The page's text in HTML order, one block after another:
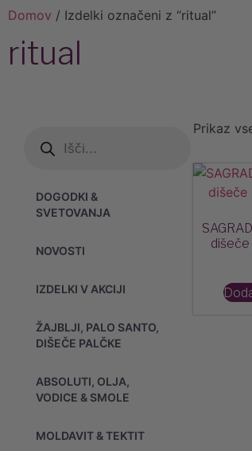
Domov / Izdelki označeni z “ritual”
ritual
DOGODKI &
SVETOVANJA
NOVOSTI
IZDELKI V AKCIJI
ŽAJBLJI, PALO SANTO,
DIŠEČE PALČKE
ABSOLUTI, OLJA,
VODICE & SMOLE
MOLDAVIT & TEKTIT
Prikaz
dišeče